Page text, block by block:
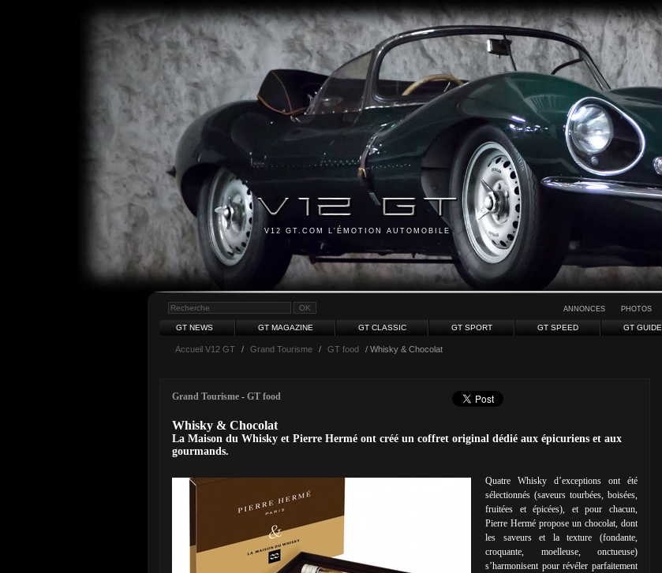
V12 GT.COM L'ÉMOTION AUTOMOBILE
ANNONCES PHOTOS
GT NEWS GT MAGAZINE GT CLASSIC GT SPORT GT SPEED GT GUIDE
Accueil V12 GT / Grand Tourisme / GT food / Whisky & Chocolat
Grand Tourisme - GT food
Whisky & Chocolat
La Maison du Whisky et Pierre Hermé ont créé un coffret original dédié aux épicuriens et aux
gourmands.
Quatre Whisky d’exceptions ont été
sélectionnés (saveurs tourbées, boisées,
fruitées et épicées), et pour chacun,
Pierre Hermé propose un chocolat, dont
les saveurs et la texture (fondante,
croquante, moelleuse, onctueuse)
s’harmonisent pour révéler parfaitement